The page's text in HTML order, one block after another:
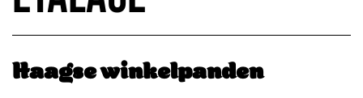
Haagse winkelpanden